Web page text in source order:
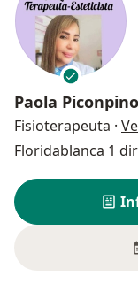
Paola Piconpino
Fisioterapeuta ·
Floridablanca 1